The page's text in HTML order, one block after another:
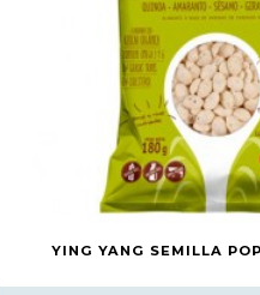
YING YANG SEMILLA